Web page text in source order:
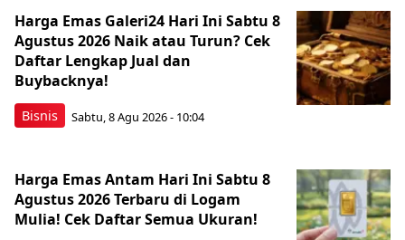
Bisnis
Harga Emas Galeri24 Hari Ini Sabtu 8
Agustus 2026 Naik atau Turun? Cek
Daftar Lengkap Jual dan
Buybacknya!
Sabtu, 8 Agu 2026 - 10:04
Harga Emas Antam Hari Ini Sabtu 8
Agustus 2026 Terbaru di Logam
Mulia! Cek Daftar Semua Ukuran!